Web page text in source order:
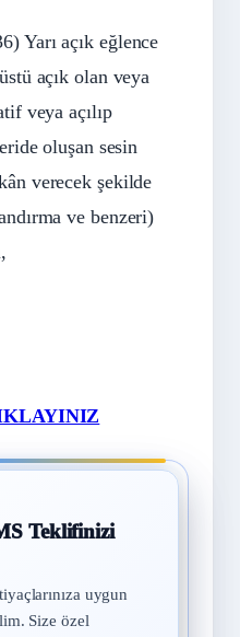
Yarı açık eğlence
açık olan veya
veya açılıp
oluşan sesin
verecek şekilde
ve benzeri)
Teklifinizi
uygun
Size özel